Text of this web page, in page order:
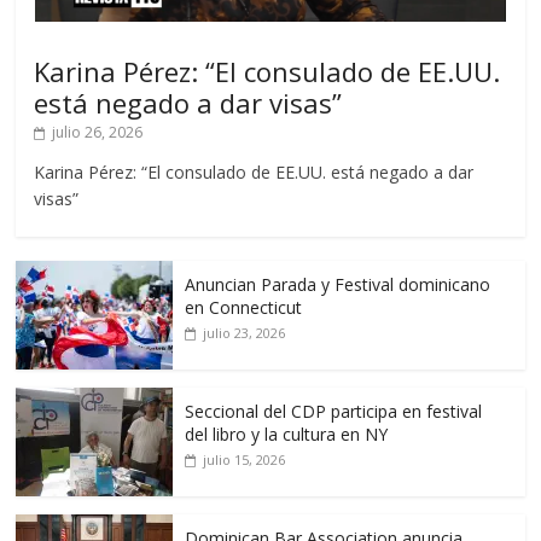
Karina Pérez: “El consulado de EE.UU.
está negado a dar visas”
julio 26, 2026
Karina Pérez: “El consulado de EE.UU. está negado a dar
visas”
Anuncian Parada y Festival dominicano
en Connecticut
julio 23, 2026
Seccional del CDP participa en festival
del libro y la cultura en NY
julio 15, 2026